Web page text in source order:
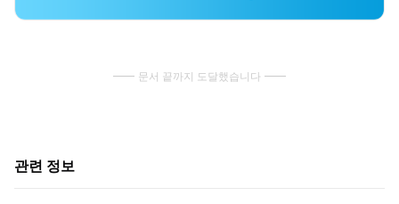
문서 끝까지 도달했습니다
관련 정보